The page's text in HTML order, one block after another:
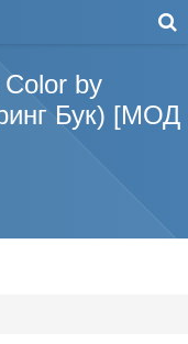
by
Бук) [МОД